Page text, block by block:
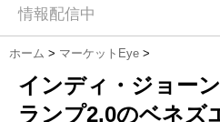
情報配信中
ホーム > マーケットEye >
インディ・ジョー
ランプ2.0のベネズ